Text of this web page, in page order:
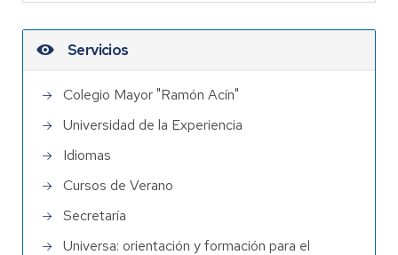
Servicios
Colegio Mayor "Ramón Acín"
Universidad de la Experiencia
Idiomas
Cursos de Verano
Secretaría
Universa: orientación y formación para el